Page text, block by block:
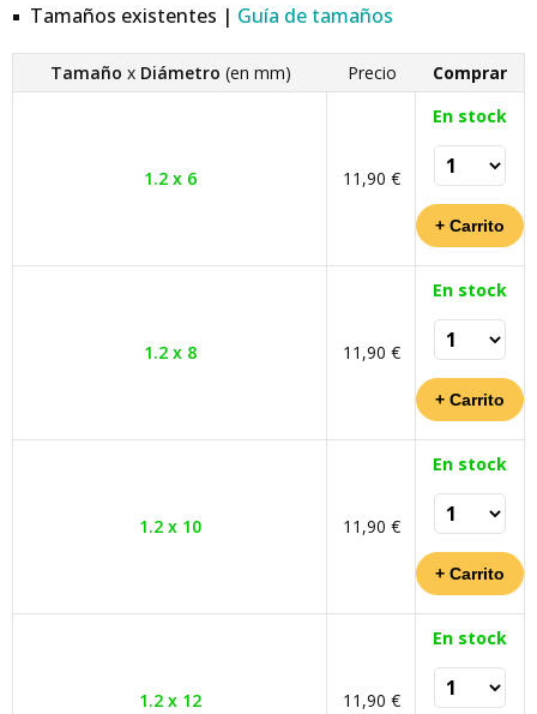
Tamaños existentes | Guía de tamaños
Tamaño x Diámetro (en mm) Precio Comprar
1.2 x 6 11,90 €
En stock
1.2 x 8 11,90 €
En stock
1.2 x 10 11,90 €
En stock
1.2 x 12 11,90 €
En stock